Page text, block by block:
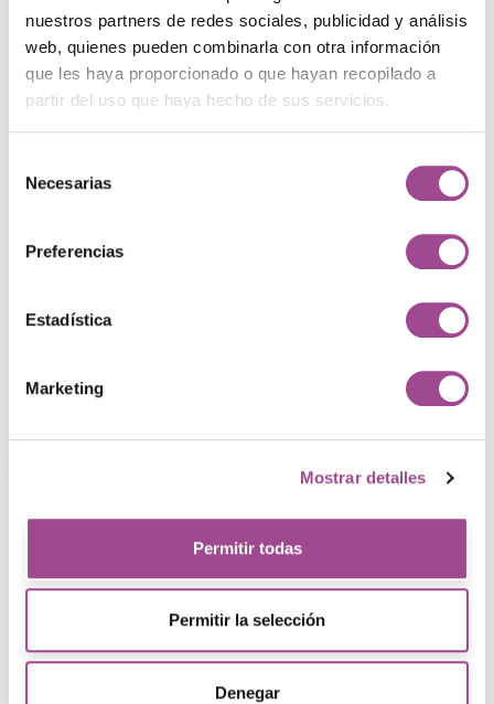
nuestros partners de redes sociales, publicidad y análisis
web, quienes pueden combinarla con otra información
que les haya proporcionado o que hayan recopilado a
partir del uso que haya hecho de sus servicios.
Necesarias
Preferencias
Estadística
Marketing
Mostrar detalles
Permitir todas
Permitir la selección
Denegar
¿Te ha gustado este
Explora nuestros trabajos
en Bitanube